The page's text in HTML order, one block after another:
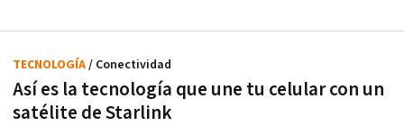
Así es la tecnología que une tu celular con un
satélite de Starlink
TECNOLOGÍA/ Conectividad